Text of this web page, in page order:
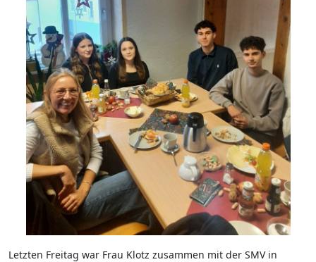
Letzten Freitag war Frau Klotz zusammen mit der SMV in